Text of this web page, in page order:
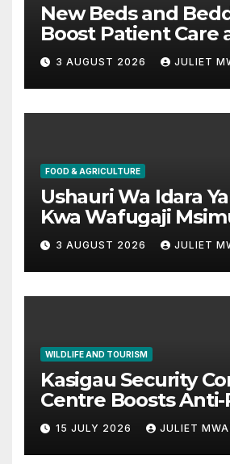
New Beds and
Boost Patient Care
County Referral
3 AUGUST 2026 JULIET
FOOD & AGRICULTURE
Ushauri Wa Idara
Kwa Wafugaji
Kaingazi
3 AUGUST 2026 JULIET
WILDLIFE AND TOURISM
Kasigau Security
Centre Boosts
Operations in Taita
Conservancies
15 JULY 2026 JULIET